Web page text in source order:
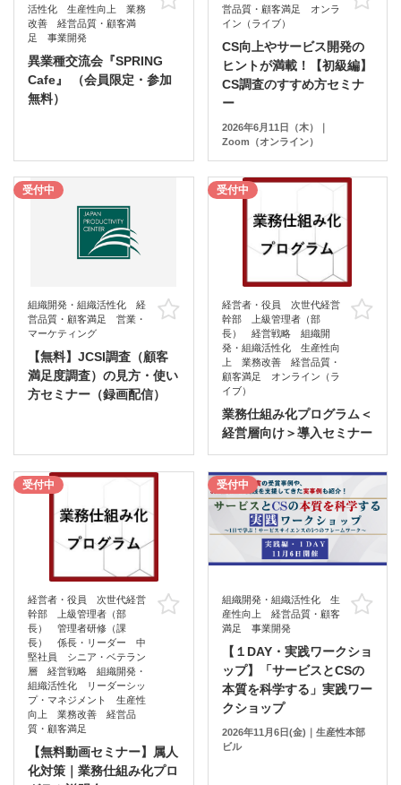
活性化 生産性向上 業務
改善 経営品質・顧客満
足 事業開発
異業種交流会『SPRING
Cafe』 （会員限定・参加
無料）
営品質・顧客満足 オンラ
イン（ライブ）
CS向上やサービス開発の
ヒントが満載！【初級編】
CS調査のすすめ方セミナ
ー
2026年6月11日（木）｜
Zoom（オンライン）
受付中
組織開発・組織活性化 経
営品質・顧客満足 営業・
マーケティング
お気に入り
【無料】JCSI調査（顧客
満足度調査）の見方・使い
方セミナー（録画配信）
受付中
経営者・役員 次世代経営
幹部 上級管理者（部
長） 経営戦略 組織開
発・組織活性化 生産性向
上 業務改善 経営品質・
顧客満足 オンライン（ラ
イブ）
業務仕組み化プログラム＜
経営層向け＞導入セミナー
受付中
経営者・役員 次世代経営
幹部 上級管理者（部
長） 管理者研修（課
長） 係長・リーダー 中
堅社員 シニア・ベテラン
層 経営戦略 組織開発・
組織活性化 リーダーシッ
プ・マネジメント 生産性
向上 業務改善 経営品
質・顧客満足
お気に入り
【無料動画セミナー】属人
化対策｜業務仕組み化プロ
受付中
組織開発・組織活性化 生
産性向上 経営品質・顧客
満足 事業開発
【１DAY・実践ワークショ
ップ】「サービスとCSの
本質を科学する」実践ワー
クショップ
2026年11月6日(金)｜生産性本部
ビル